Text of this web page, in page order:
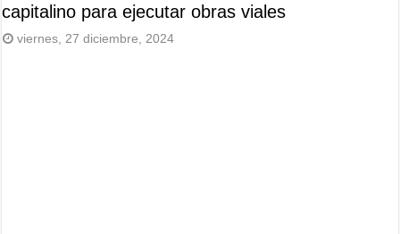
capitalino para ejecutar obras viales
viernes, 27 diciembre, 2024